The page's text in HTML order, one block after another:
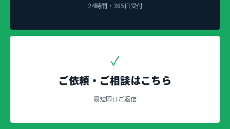
24時間・365日受付
✓
ご依頼・ご相談はこちら
最短即日ご返信